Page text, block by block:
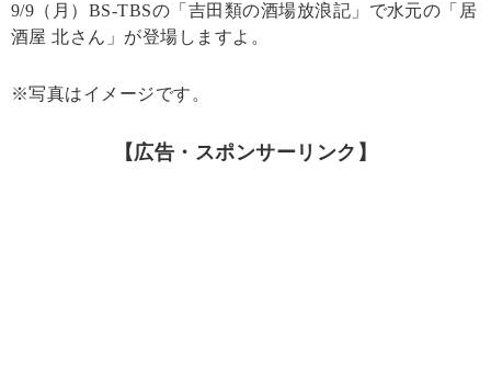
9/9（月）BS-TBSの「吉田類の酒場放浪記」で水元の「居
酒屋 北さん」が登場しますよ。
※写真はイメージです。
【広告・スポンサーリンク】